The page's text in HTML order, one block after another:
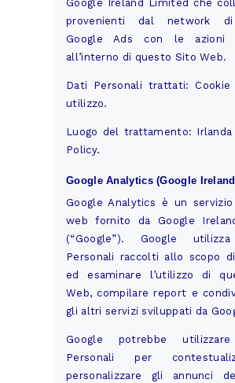
Google Ireland Limited che
provenienti dal network di
Google Ads con le azioni
all’interno di questo Sito Web.
Dati Personali trattati:
utilizzo.
Luogo del trattamento: Irlanda
Policy.
Google Analytics (Google
Google Analytics è un
web fornito da Google
(“Google”). Google
Personali raccolti allo scopo
ed esaminare l’utilizzo di
Web, compilare report e
gli altri servizi sviluppati da
Google potrebbe
Personali per
personalizzare gli annunci